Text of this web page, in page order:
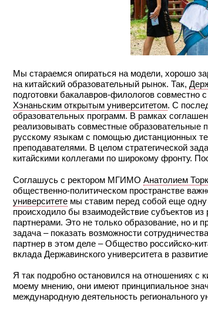
Мы стараемся опираться на модели, хорошо
на китайский образовательный рынок. Так,
подготовки бакалавров-филологов совместно с
Хэнаньским открытым университетом. С
образовательных программ. В рамках
реализовывать совместные образовательные
русскому языкам с помощью дистанционных
преподавателями. В целом стратегической
китайскими коллегами по широкому фронту.
Соглашусь с ректором МГИМО Анатолием
общественно-политическом пространстве
университете мы ставим перед собой еще
происходило бы взаимодействие субъектов
партнерами. Это не только образование, но и
задача – показать возможности
партнер в этом деле – Общество российско-
вклада Державинского университета в
Я так подробно остановился на отношениях с
моему мнению, они имеют принципиальное
международную деятельность регионального